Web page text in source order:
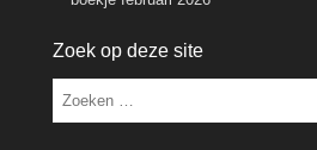
Zoek op deze site
Zoeken